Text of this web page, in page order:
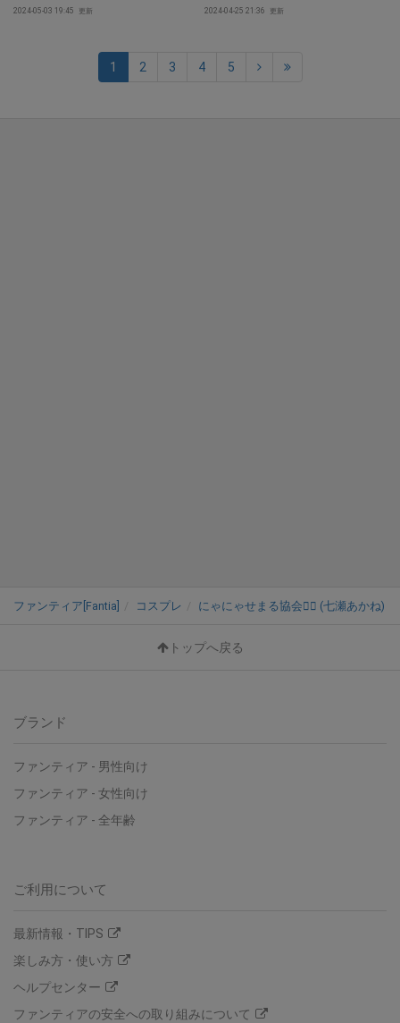
2024-05-03 19:45 更新 2024-04-25 21:36 更新
1 2 3 4 5
ファンティア[Fantia] コスプレ にゃにゃせまる協会❤️‍🔥 (七瀬あかね)
トップへ戻る
ブランド
ファンティア - 男性向け
ファンティア - 女性向け
ファンティア - 全年齢
ご利用について
最新情報・TIPS
楽しみ方・使い方
ヘルプセンター
ファンティアの安全への取り組みについて